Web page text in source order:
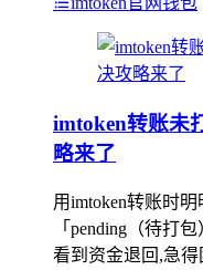
imtoken转账未
略来了
用imtoken转账时
「pending（待打
看到资金退回,急得